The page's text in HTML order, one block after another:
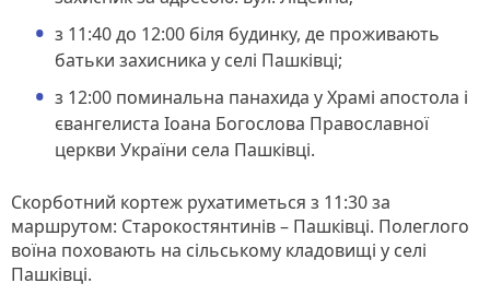
з 11:40 до 12:00 біля будинку, де проживають
батьки захисника у селі Пашківці;
з 12:00 поминальна панахида у Храмі апостола і
євангелиста Іоана Богослова Православної
церкви України села Пашківці.
Скорботний кортеж рухатиметься з 11:30 за
маршрутом: Старокостянтинів – Пашківці. Полеглого
воїна поховають на сільському кладовищі у селі
Пашківці.